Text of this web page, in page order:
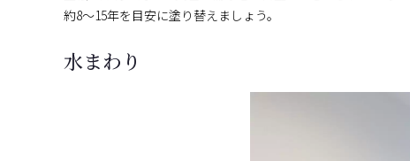
約8～15年を目安に塗り替えましょう。
水まわり